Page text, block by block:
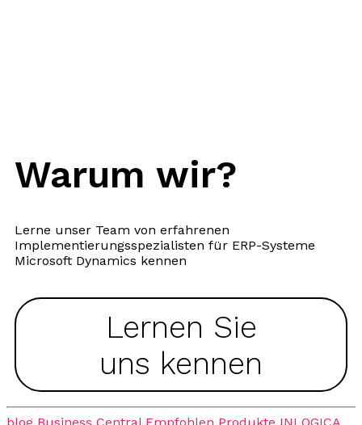
Warum wir?
Lerne unser Team von erfahrenen
Implementierungsspezialisten für ERP-Systeme
Microsoft Dynamics kennen
Lernen Sie
uns kennen